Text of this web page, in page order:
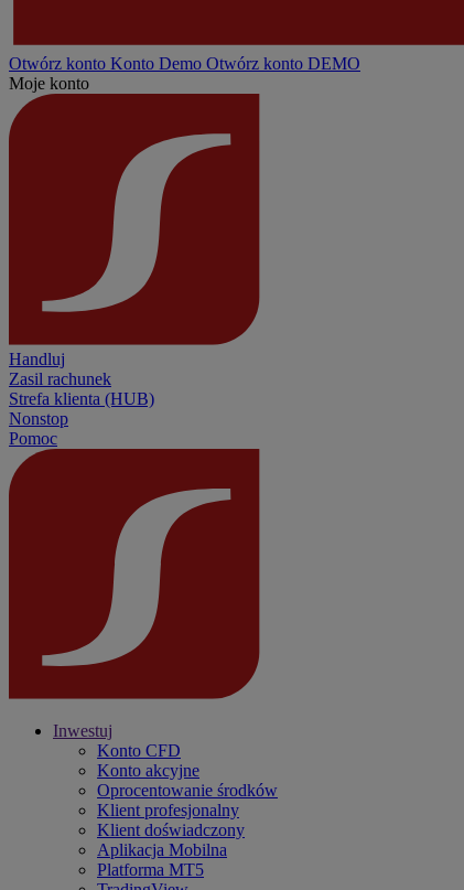
Otwórz konto Konto Demo Otwórz konto DEMO
Moje konto
Handluj
Zasil rachunek
Strefa klienta (HUB)
Nonstop
Pomoc
Inwestuj
Konto CFD
Konto akcyjne
Oprocentowanie środków
Klient profesjonalny
Klient doświadczony
Aplikacja Mobilna
Platforma MT5